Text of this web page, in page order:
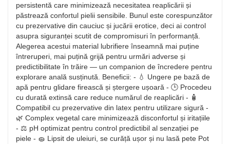
persistentă care minimizează necesitatea reaplicării și
păstrează confortul pielii sensibile. Bunul este corespunzător
cu prezervative din cauciuc și jucării erotice, deci ai control
asupra siguranței scutit de compromisuri în performanță.
Alegerea acestui material lubrifiere înseamnă mai puține
întreruperi, mai puțină grijă pentru urmări adverse și
predictibilitate în trăire — un companion de încredere pentru
explorare anală susținută. Beneficii: - 💧 Ungere pe bază de
apă pentru glidare firească și ștergere ușoară - 🕒 Procedeu
cu durată extinsă care reduce numărul de reaplicări - 🧴
Compatibil cu prezervative din latex pentru utilizare sigură -
🌿 Complex vegetal care minimizează disconfortul și iritațiile
- ⚖️ pH optimizat pentru control predictibil al senzației pe
piele - 🧽 Lipsit de uleiuri, se curăță ușor și nu lasă pete Pot